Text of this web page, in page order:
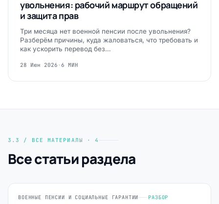
увольнения: рабочий маршрут обращений
и защита прав
Три месяца нет военной пенсии после увольнения?
Разберём причины, куда жаловаться, что требовать и
как ускорить перевод без…
28 Июн 2026 · 6 МИН
3.3 / ВСЕ МАТЕРИАЛЫ · 4
Все статьи раздела
ВОЕННЫЕ ПЕНСИИ И СОЦИАЛЬНЫЕ ГАРАНТИИ РАЗБОР